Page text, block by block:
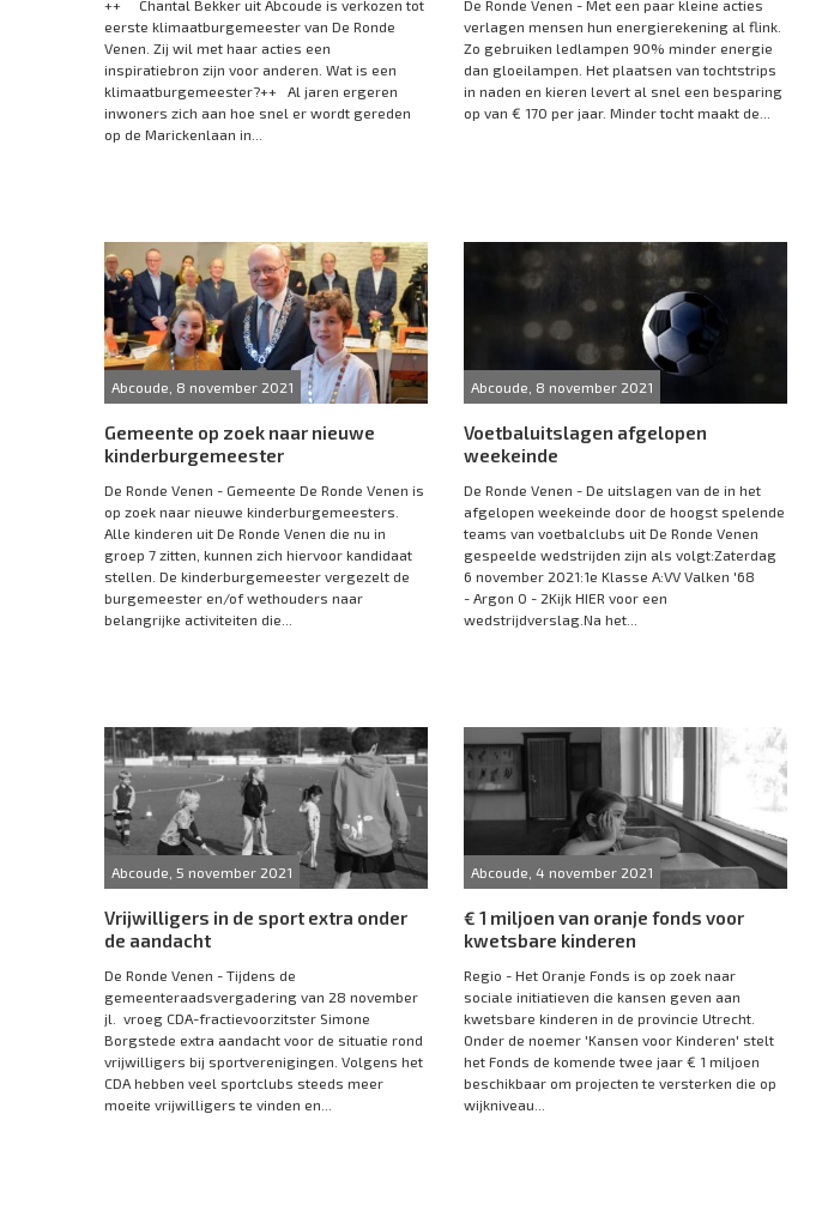
++ Chantal Bekker uit Abcoude is verkozen tot
eerste klimaatburgemeester van De Ronde
Venen. Zij wil met haar acties een
inspiratiebron zijn voor anderen. Wat is een
klimaatburgemeester?++ Al jaren ergeren
inwoners zich aan hoe snel er wordt gereden
op de Marickenlaan in...
De Ronde Venen - Met een paar kleine acties
verlagen mensen hun energierekening al flink.
Zo gebruiken ledlampen 90% minder energie
dan gloeilampen. Het plaatsen van tochtstrips
in naden en kieren levert al snel een besparing
op van € 170 per jaar. Minder tocht maakt de...
Abcoude, 8 november 2021
Gemeente op zoek naar nieuwe
kinderburgemeester
De Ronde Venen - Gemeente De Ronde Venen is
op zoek naar nieuwe kinderburgemeesters.
Alle kinderen uit De Ronde Venen die nu in
groep 7 zitten, kunnen zich hiervoor kandidaat
stellen. De kinderburgemeester vergezelt de
burgemeester en/of wethouders naar
belangrijke activiteiten die...
Abcoude, 8 november 2021
Voetbaluitslagen afgelopen
weekeinde
De Ronde Venen - De uitslagen van de in het
afgelopen weekeinde door de hoogst spelende
teams van voetbalclubs uit De Ronde Venen
gespeelde wedstrijden zijn als volgt:Zaterdag
6 november 2021:1e Klasse A:VV Valken '68
- Argon 0 - 2Kijk HIER voor een
wedstrijdverslag.Na het...
Abcoude, 5 november 2021
Vrijwilligers in de sport extra onder
de aandacht
De Ronde Venen - Tijdens de
gemeenteraadsvergadering van 28 november
jl. vroeg CDA-fractievoorzitster Simone
Borgstede extra aandacht voor de situatie rond
vrijwilligers bij sportverenigingen. Volgens het
CDA hebben veel sportclubs steeds meer
moeite vrijwilligers te vinden en...
Abcoude, 4 november 2021
€ 1 miljoen van oranje fonds voor
kwetsbare kinderen
Regio - Het Oranje Fonds is op zoek naar
sociale initiatieven die kansen geven aan
kwetsbare kinderen in de provincie Utrecht.
Onder de noemer 'Kansen voor Kinderen' stelt
het Fonds de komende twee jaar € 1 miljoen
beschikbaar om projecten te versterken die op
wijkniveau...